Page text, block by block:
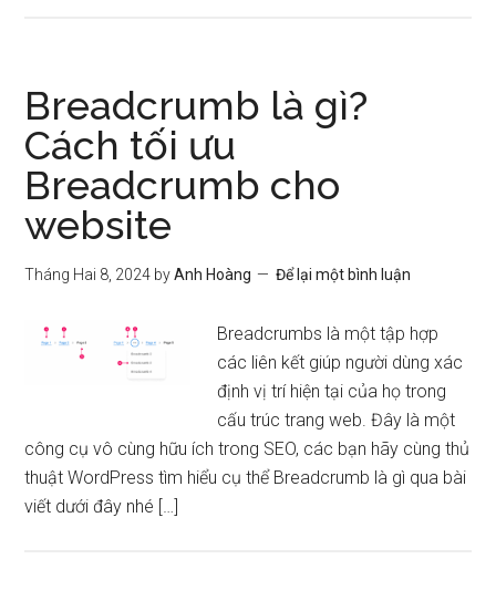
Breadcrumb là gì?
Cách tối ưu
Breadcrumb cho
website
Tháng Hai 8, 2024 byAnh Hoàng Để lại một bình luận
Breadcrumbs là một tập hợp
các liên kết giúp người dùng xác
định vị trí hiện tại của họ trong
cấu trúc trang web. Đây là một
công cụ vô cùng hữu ích trong SEO, các bạn hãy cùng thủ
thuật WordPress tìm hiểu cụ thể Breadcrumb là gì qua bài
viết dưới đây nhé […]